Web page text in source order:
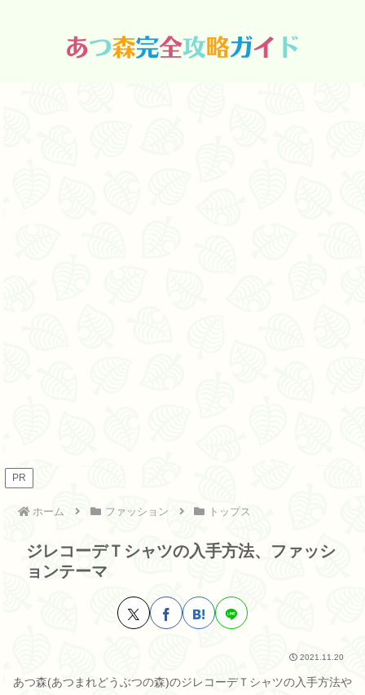
PR
ホーム ファッション トップス
ジレコーデＴシャツの入手方法、ファッシ
ョンテーマ
2021.11.20
あつ森(あつまれどうぶつの森)のジレコーデＴシャツの入手方法や